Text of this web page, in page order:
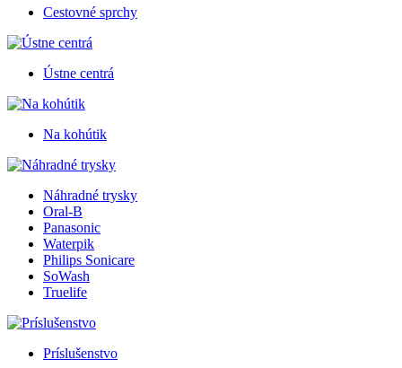
Cestovné sprchy
Ústne centrá
Na kohútik
Náhradné trysky
Oral-B
Panasonic
Waterpik
Philips Sonicare
SoWash
Truelife
Príslušenstvo